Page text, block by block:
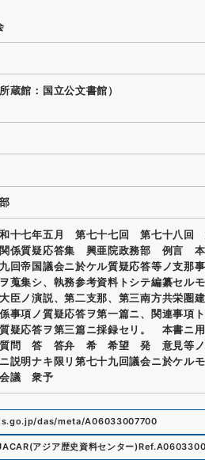
蔵館：国立公文書館）
十七年五月 第七十七回 第七十八回
係質疑応答集 興亜院政務部 例言 本
回帝国議会ニ於ケル質疑応答等ノ支那
蒐集シ、執務参考資料トシテ編纂セル
臣ノ演説、第二支那、第三南方共栄圏
事項ノ質疑応答ヲ第一篇ニ、関連事項
疑応答ヲ第三篇ニ採録セリ。 本書ニ
質問 答 答弁 希 希望 発 意見等
明ナキ限リ第七十九回議会ニ於ケル
議 衆予
das/meta/A06033007700
アジア歴史資料センター)Ref.